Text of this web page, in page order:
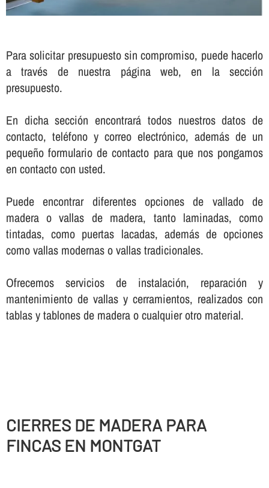
Para solicitar presupuesto sin compromiso, puede hacerlo
a través de nuestra página web, en la sección
presupuesto.
En dicha sección encontrará todos nuestros datos de
contacto, teléfono y correo electrónico, además de un
pequeño formulario de contacto para que nos pongamos
en contacto con usted.
Puede encontrar diferentes opciones de vallado de
madera o vallas de madera, tanto laminadas, como
tintadas, como puertas lacadas, además de opciones
como vallas modernas o vallas tradicionales.
Ofrecemos servicios de instalación, reparación y
mantenimiento de vallas y cerramientos, realizados con
tablas y tablones de madera o cualquier otro material.
CIERRES DE MADERA PARA
FINCAS EN MONTGAT